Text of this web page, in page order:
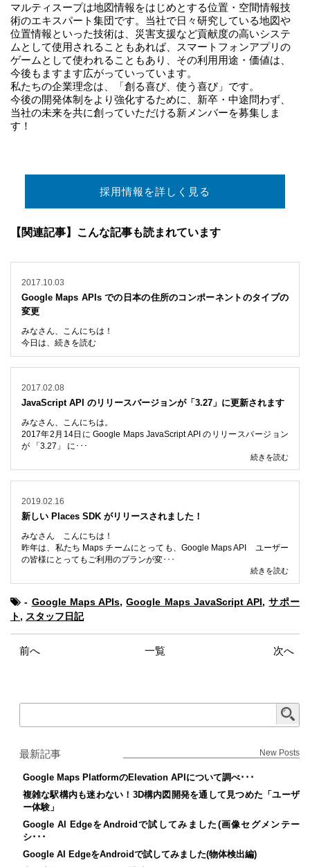
マルティスープは地図情報をはじめとする位置・空間情報技
術のエキスパート集団です。当社で日々研究している地図や
位置情報といった技術は、災害支援など貢献度の高いシステ
ムとして使用されることもあれば、スマートフォンアプリの
ゲームとして使われることもあり、その利用用途・価値は、
今後もますます広がっていっています。
私たちの企業理念は、「創る喜び、使う喜び」です。
今後の開発体制をより強化するために、新卒・中途問わず、
当社の未来を共に創っていただける新メンバーを募集しま
す！
採用情報を詳しく見る
【関連記事】こんな記事も読まれています
2017.10.03
Google Maps APIs での日本の住所のコンポーネントのタイプの
変更
みなさん、こんにちは！
今日は、 続きを読む
2017.02.08
JavaScript API のリリースバージョンが「3.27」に更新されます
みなさん、こんにちは。
2017年2月14日に Google Maps JavaScript API のリリースバージョン
が 「3.27」 に･･･
続きを読む
2019.02.16
新しい Places SDK がリリースされました！
みなさん こんにちは！
昨年は、私たち Maps チームにとっても、Google Maps API ユーザー
の皆様にとってもご利用のプランが変･･･
続きを読む
- Google Maps APIs,Google Maps JavaScript API,サポー
ト, スタッフ日記
前へ 一覧 次へ
最新記事 New Posts
Google Maps PlatformのElevation APIについて調べ･･･
複雑な駅構内も迷わない！3D構内図開発を通して見つめた「ユーザ
ー体験」
Google AI EdgeをAndroidで試してみました(画像セグメンテー
シ･･･
Google AI EdgeをAndroidで試してみました(物体検出編)